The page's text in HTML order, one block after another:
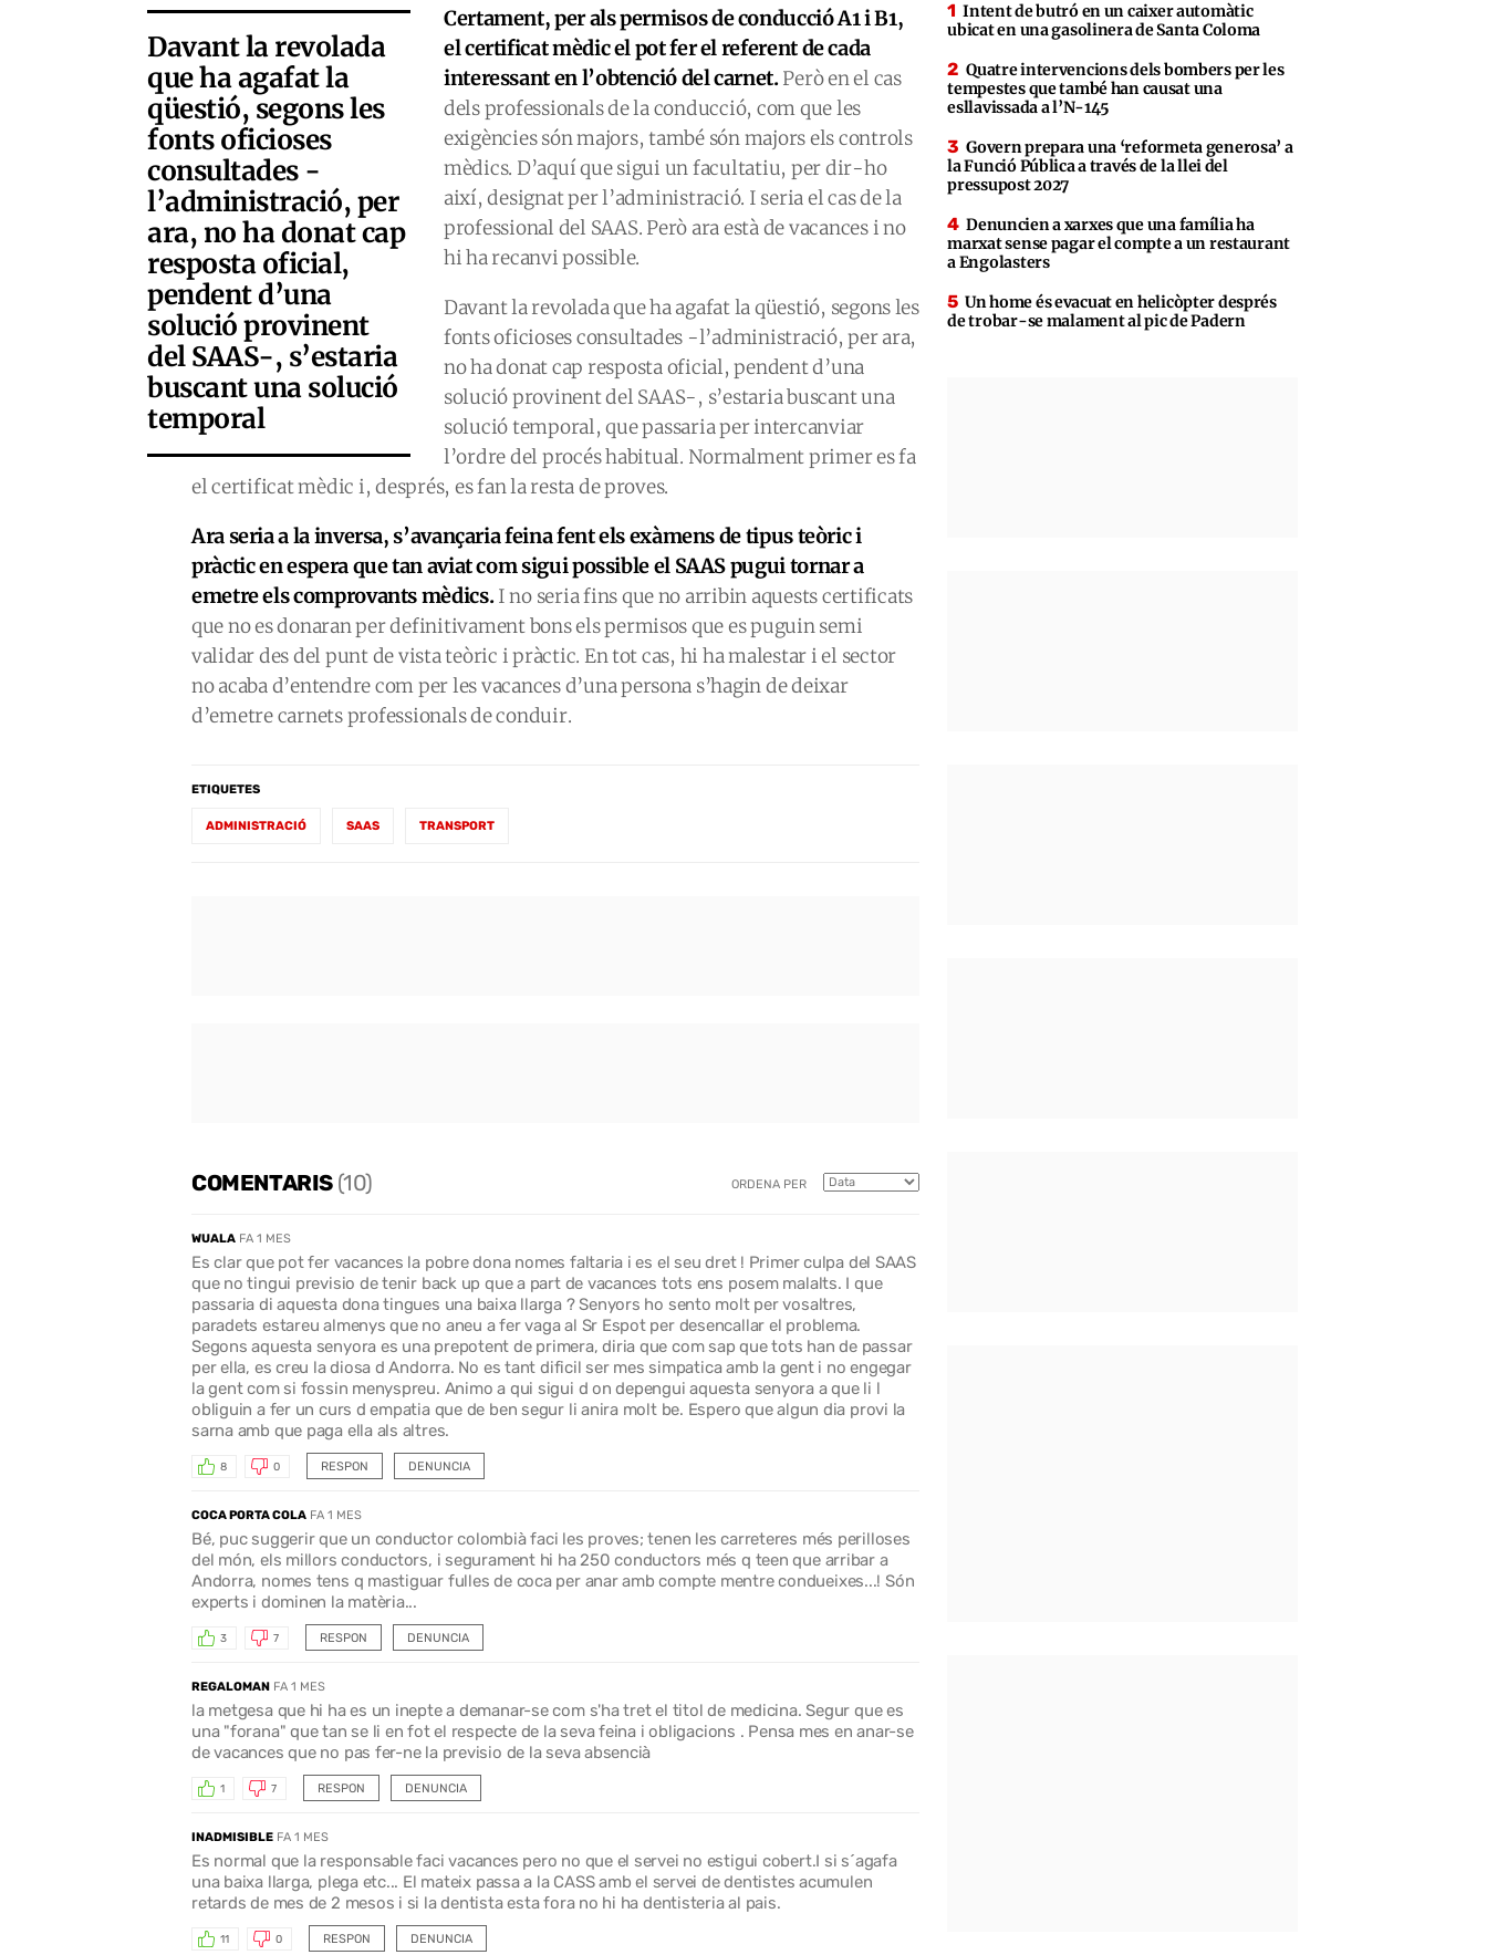
Davant la revolada
que ha agafat la
qüestió, segons les
fonts oficioses
consultades -
l’administració, per
ara, no ha donat cap
resposta oficial,
pendent d’una
solució provinent
del SAAS-, s’estaria
buscant una solució
temporal
Certament, per als permisos de conducció A1 i B1,
el certificat mèdic el pot fer el referent de cada
interessant en l’obtenció del carnet.Però en el cas
dels professionals de la conducció, com que les
exigències són majors, també són majors els controls
mèdics. D’aquí que sigui un facultatiu, per dir-ho
així, designat per l’administració. I seria el cas de la
professional del SAAS. Però ara està de vacances i no
hi ha recanvi possible.
Davant la revolada que ha agafat la qüestió, segons les
fonts oficioses consultades -l’administració, per ara,
no ha donat cap resposta oficial, pendent d’una
solució provinent del SAAS-, s’estaria buscant una
solució temporal, que passaria per intercanviar
l’ordre del procés habitual. Normalment primer es fa
el certificat mèdic i, després, es fan la resta de proves.
Ara seria a la inversa, s’avançaria feina fent els exàmens de tipus teòric i
pràctic en espera que tan aviat com sigui possible el SAAS pugui tornar a
emetre els comprovants mèdics.I no seria fins que no arribin aquests certificats
que no es donaran per definitivament bons els permisos que es puguin semi
validar des del punt de vista teòric i pràctic. En tot cas, hi ha malestar i el sector
no acaba d’entendre com per les vacances d’una persona s’hagin de deixar
d’emetre carnets professionals de conduir.
ETIQUETES
ADMINISTRACIÓ SAAS TRANSPORT
COMENTARIS (10) ORDENA PER
WUALA FA 1 MES
Es clar que pot fer vacances la pobre dona nomes faltaria i es el seu dret ! Primer culpa del SAAS
que no tingui previsio de tenir back up que a part de vacances tots ens posem malalts. I que
passaria di aquesta dona tingues una baixa llarga ? Senyors ho sento molt per vosaltres,
paradets estareu almenys que no aneu a fer vaga al Sr Espot per desencallar el problema.
Segons aquesta senyora es una prepotent de primera, diria que com sap que tots han de passar
per ella, es creu la diosa d Andorra. No es tant dificil ser mes simpatica amb la gent i no engegar
la gent com si fossin menyspreu. Animo a qui sigui d on depengui aquesta senyora a que li l
obliguin a fer un curs d empatia que de ben segur li anira molt be. Espero que algun dia provi la
sarna amb que paga ella als altres.
RESPON
8 0 DENUNCIA
COCA PORTA COLA FA 1 MES
Bé, puc suggerir que un conductor colombià faci les proves; tenen les carreteres més perilloses
del món, els millors conductors, i segurament hi ha 250 conductors més q teen que arribar a
Andorra, nomes tens q mastiguar fulles de coca per anar amb compte mentre condueixes...! Són
experts i dominen la matèria...
RESPON
3 7 DENUNCIA
REGALOMAN FA 1 MES
la metgesa que hi ha es un inepte a demanar-se com s'ha tret el titol de medicina. Segur que es
una "forana" que tan se li en fot el respecte de la seva feina i obligacions . Pensa mes en anar-se
de vacances que no pas fer-ne la previsio de la seva absencià
RESPON
1 7 DENUNCIA
INADMISIBLE FA 1 MES
Es normal que la responsable faci vacances pero no que el servei no estigui cobert.I si s´agafa
una baixa llarga, plega etc... El mateix passa a la CASS amb el servei de dentistes acumulen
retards de mes de 2 mesos i si la dentista esta fora no hi ha dentisteria al pais.
RESPON
11 0 DENUNCIA
Intent de butró en un caixer automàtic
ubicat en una gasolinera de Santa Coloma
Quatre intervencions dels bombers per les
tempestes que també han causat una
esllavissada a l’N-145
Govern prepara una ‘reformeta generosa’ a
la Funció Pública a través de la llei del
pressupost 2027
Denuncien a xarxes que una família ha
marxat sense pagar el compte a un restaurant
a Engolasters
Un home és evacuat en helicòpter després
de trobar-se malament al pic de Padern